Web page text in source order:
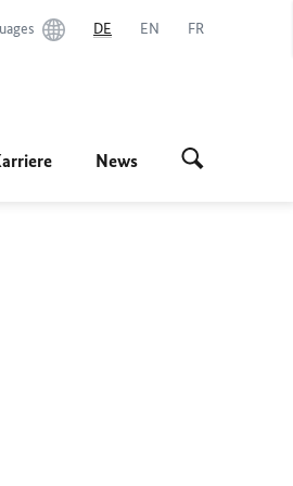
DE EN FR
News